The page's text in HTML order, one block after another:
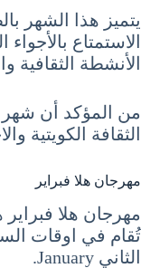
يتميز هذا الشهر
الاستمتاع
الأنشطة الثقافية
من المؤكد أن شهر
الثقافة الكويتية
مهرجان هلا فبراير
مهرجان هلا
الثاني January.